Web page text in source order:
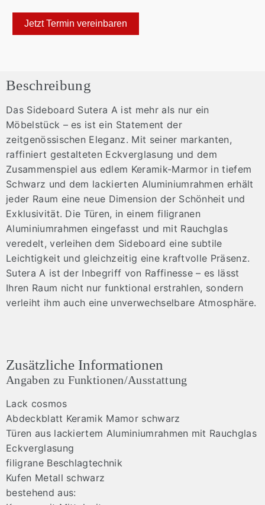
Jetzt Termin vereinbaren
Zusätzliche Informationen
Angaben zu Funktionen/Ausstattung
Lack cosmos
Abdeckblatt Keramik Mamor schwarz
Türen aus lackiertem Aluminiumrahmen mit Rauchglas
Eckverglasung
filigrane Beschlagtechnik
Kufen Metall schwarz
bestehend aus:
Beschreibung
Das Sideboard Sutera A ist mehr als nur ein
Möbelstück – es ist ein Statement der
zeitgenössischen Eleganz. Mit seiner markanten,
raffiniert gestalteten Eckverglasung und dem
Zusammenspiel aus edlem Keramik-Marmor in tiefem
Schwarz und dem lackierten Aluminiumrahmen erhält
jeder Raum eine neue Dimension der Schönheit und
Exklusivität. Die Türen, in einem filigranen
Aluminiumrahmen eingefasst und mit Rauchglas
veredelt, verleihen dem Sideboard eine subtile
Leichtigkeit und gleichzeitig eine kraftvolle Präsenz.
Sutera A ist der Inbegriff von Raffinesse – es lässt
Ihren Raum nicht nur funktional erstrahlen, sondern
verleiht ihm auch eine unverwechselbare Atmosphäre.